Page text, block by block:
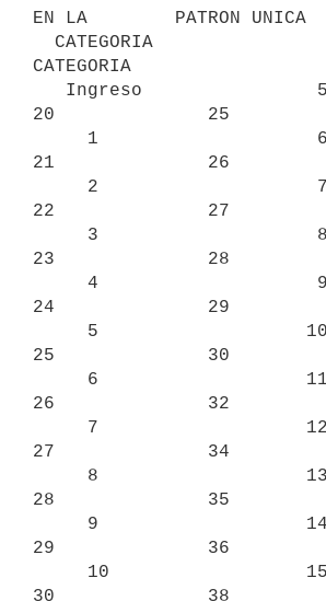
EN LA        PATRON UNICA
CATEGORIA
20              25
21              26
22              27
23              28
24              29
25              30
26              32
27              34
28              35
29              36
30              38